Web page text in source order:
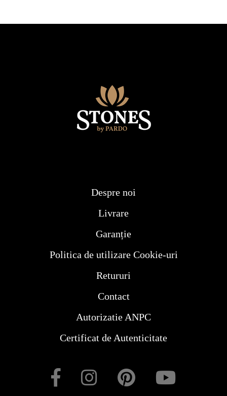
Despre noi
Livrare
Garanție
Politica de utilizare Cookie-uri
Retururi
Contact
Autorizatie ANPC
Certificat de Autenticitate